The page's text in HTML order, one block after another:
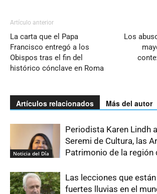
Artículo anterior
La carta que el Papa
Francisco entregó a los
Obispos tras el fin del
histórico cónclave en Roma
Los
Artículos relacionados Más del autor
Noticia del Día
Periodista Karen Lindh
Seremi de Cultura, las
Patrimonio de la región
Las lecciones que
fuertes lluvias en el